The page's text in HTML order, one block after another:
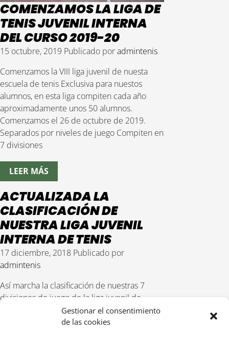
Gestionar el consentimiento
de las cookies
COMENZAMOS LA LIGA DE
TENIS JUVENIL INTERNA
DEL CURSO 2019-20
15 octubre, 2019 Publicado poradmintenis
Comenzamos la VIII liga juvenil de nuesta
escuela de tenis Exclusiva para nuestos
alumnos, en esta liga compiten cada año
aproximadamente unos 50 alumnos.
Comenzamos el 26 de octubre de 2019.
Separados por niveles de juego Compiten en
7 divisiones
LEER MÁS
ACTUALIZADA LA
CLASIFICACIÓN DE
NUESTRA LIGA JUVENIL
INTERNA DE TENIS
17 diciembre, 2018 Publicado por
admintenis
Así marcha la clasificación de nuestras 7
divisiones de juego de la liga juvenil de
nuestra escuela de tenis: 1ºA Division
jovenes 1ºB Division jovenes 2ºA Division